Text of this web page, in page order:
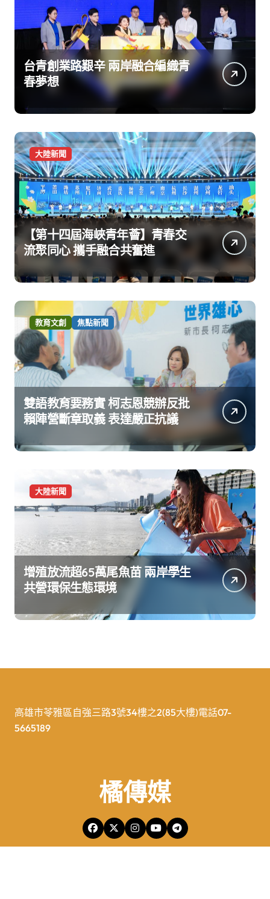
台青創業路艱辛 兩岸融合編織青
春夢想
大陸新聞
【第十四屆海峽青年薈】青春交
流聚同心 攜手融合共奮進
教育文創 焦點新聞
雙語教育要務實 柯志恩競辦反批
賴陣營斷章取義 表達嚴正抗議
大陸新聞
增殖放流超65萬尾魚苗 兩岸學生
共營環保生態環境
高雄市苓雅區自強三路3號34樓之2(85大樓)電話07-
5665189
橘傳媒